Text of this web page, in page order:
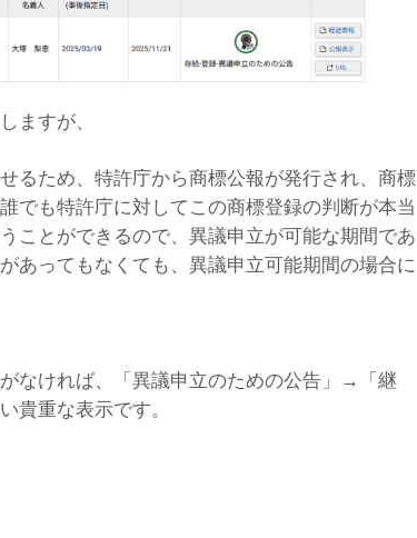
ますが、
るため、特許庁から商標公報が発行され、商標
でも特許庁に対してこの商標登録の判断が本当
ことができるので、異議申立が可能な期間であ
あってもなくても、異議申立可能期間の場合に
なければ、「異議申立のための公告」→「継
貴重な表示です。